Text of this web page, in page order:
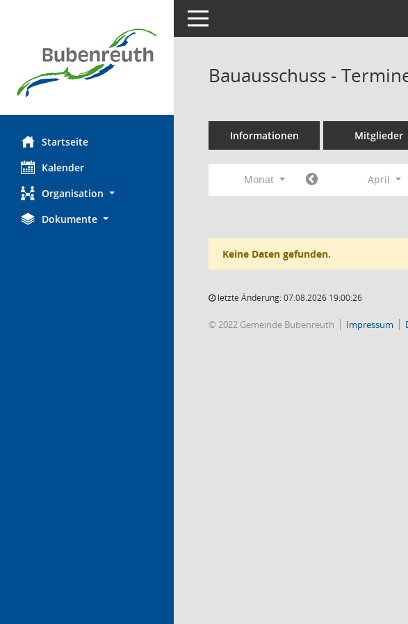
Startseite
Kalender
Organisation
Dokumente
Toggle navigation
Bauausschuss -
Informationen Mitglieder
Monat April
Keine Daten gefunden.
letzte Änderung: 07.08.2026 19:00:26
© 2022 Gemeinde Bubenreuth Impressum